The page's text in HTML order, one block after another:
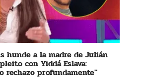
hunde a la madre de Julián
con Yiddá Eslava:
rechazo profundamente"